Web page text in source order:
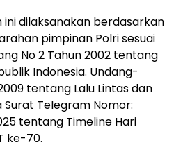
dilaksanakan berdasarkan
pimpinan Polri sesuai
No 2 Tahun 2002 tentang
Indonesia. Undang-
tentang Lalu Lintas dan
Telegram Nomor:
tentang Timeline Hari
ke-70.